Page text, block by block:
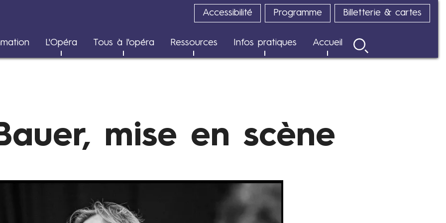
Accessibilité Programme Billetterie & cartes
L'Opéra
Rapports d'impact
Tous à l'opéra Ressources Infos pratiques Accueil
Rechercher
mise en scène